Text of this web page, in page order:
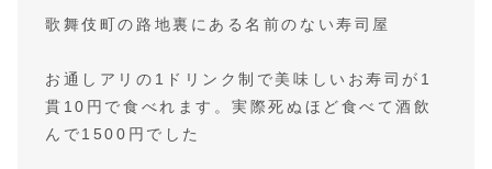
歌舞伎町の路地裏にある名前のない寿司屋
お通しアリの1ドリンク制で美味しいお寿司が1
貫10円で食べれます。実際死ぬほど食べて酒飲
んで1500円でした